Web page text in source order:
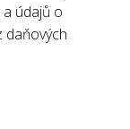
údajů o
daňových